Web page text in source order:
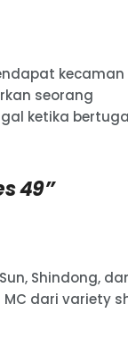
kecaman
seorang
ketika
49”
Shindong,
dari variety